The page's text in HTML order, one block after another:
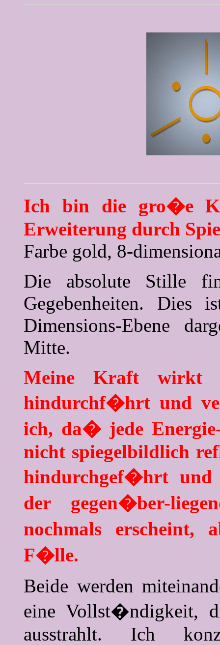
Ich bin die gro�e
Erweiterung durch
Farbe gold, 8-
Die absolute Stille
Gegebenheiten.
Dimensions-Ebene
Mitte.
Meine Kraft wirkt
hindurchf�hrt und
ich, da� jede
nicht spiegelbildlich
hindurchgef�hrt
der gegen�ber-
nochmals erscheint,
F�lle.
Beide werden
eine Vollst�ndigkeit,
ausstrahlt. Ich